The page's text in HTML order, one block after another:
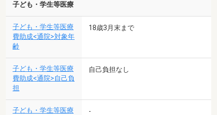
子ども・学生等医療
子ども・学生等医療
費助成<通院>対象年
齢
18歳3月末まで
子ども・学生等医療
費助成<通院>自己負
担
自己負担なし
子ども・学生等医療
-